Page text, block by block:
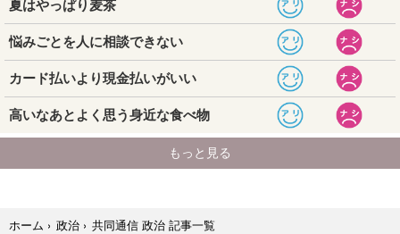
ホーム › 政治 › 共同通信 政治 記事一覧